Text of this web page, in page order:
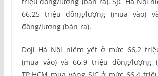
66,25 triệu đồng/lượng (mua vào)
đồng/lượng (bán ra).
Doji Hà Nội niêm yết ở mức 66,2
(mua vào) và 66,9 triệu đồng/lượng